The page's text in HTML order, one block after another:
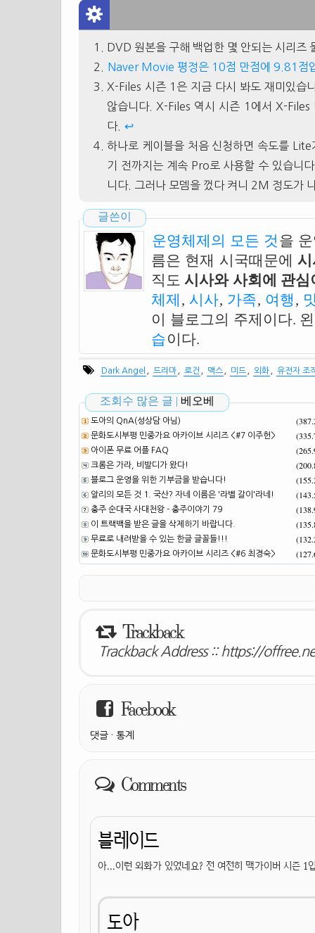
DVD 원본을 구해 백업한 몇 안되는 시리즈
Naver Movie 평정은 10점 만점에 9.81점
X-Files 시즌 1은 지금 다시 봐도 재미있습
않습니다. X-Files 역시 시즌 1에서 X-Files
다. ↩
하나로 케이블을 처음 신청하면 속도를
기 전까지는 계속 Pro로 사용할 수 있습니
니다. 그러나 모뎀을 껐다 켜니 2M 정도가
글쓴이
운영체제의 모든 것 을
름은 현재 시국때문에
직도 시사와 사회에 관
체제 , 시사, 가족, 여행 ,
이 블로그의 주제이다.
습이다.
Dark Angel 드라마 로건 맥스 미드 외화 유전자 조
조회수 많은 글 | 베오베
도아의 QnA(성상담 아님)
문화도시부평 민중가요 아카이브 시리즈 <#7 이주헌>
아이폰 무료 어플 FAQ
크롬은 가라, 비발디가 왔다!
블로그 운영을 위한 기부금을 받습니다!
알리의 모든 것 1. 국산? 자네 이름은 '라벨 갈이'라네!
충주 순대국 사대천왕 - 충주이야기 79
이 트랙백을 받은 글을 삭제하기 바랍니다.
무료로 내려받을 수 있는 한글 글꼴들!!!
문화도시부평 민중가요 아카이브 시리즈 <#6 최경숙>
Trackback
Trackback Address :: https://
Facebook
댓글 · 통계
Comments
블레이드
아...이런 외화가 있었네요? 전 여전히 맥가이버 시즌 1
도아